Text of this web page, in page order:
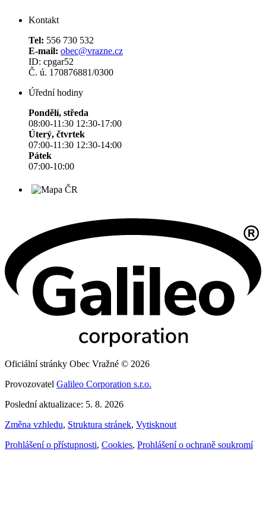
Kontakt
Tel: 556 730 532
E-mail: obec@vrazne.cz
ID: cpgar52
Č. ú. 170876881/0300
Úřední hodiny
Pondělí, středa
08:00-11:30 12:30-17:00
Úterý, čtvrtek
07:00-11:30 12:30-14:00
Pátek
07:00-10:00
Oficiální stránky Obec Vražné © 2026
Provozovatel Galileo Corporation s.r.o.
Poslední aktualizace: 5. 8. 2026
Změna vzhledu, Struktura stránek, Vytisknout
Prohlášení o přístupnosti, Cookies, Prohlášení o ochraně soukromí